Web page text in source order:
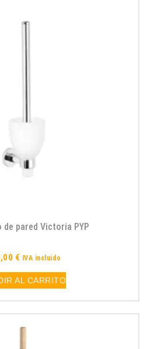
de pared Victoria PYP
€ IVA incluido
AL CARRITO